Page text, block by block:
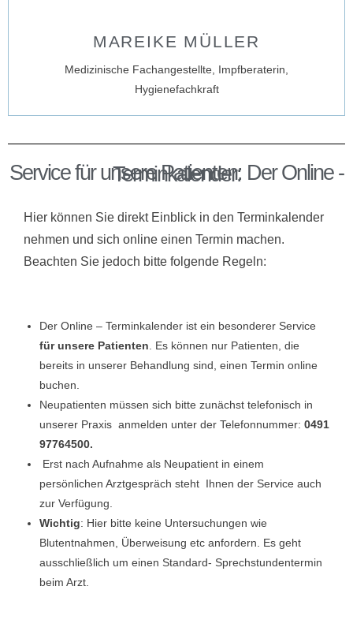
MAREIKE MÜLLER
Medizinische Fachangestellte, Impfberaterin,
Hygienefachkraft
Service für unsere Patienten: Der Online - Terminkalender:
Hier können Sie direkt Einblick in den Terminkalender
nehmen und sich online einen Termin machen.
Beachten Sie jedoch bitte folgende Regeln:
Der Online – Terminkalender ist ein besonderer Service
für unsere Patienten . Es können nur Patienten, die
bereits in unserer Behandlung sind, einen Termin online
buchen.
Neupatienten müssen sich bitte zunächst telefonisch in
unserer Praxis anmelden unter der Telefonnummer: 0491
97764500.
Erst nach Aufnahme als Neupatient in einem
persönlichen Arztgespräch steht Ihnen der Service auch
zur Verfügung.
Wichtig: Hier bitte keine Untersuchungen wie
Blutentnahmen, Überweisung etc anfordern. Es geht
ausschließlich um einen Standard- Sprechstundentermin
beim Arzt.